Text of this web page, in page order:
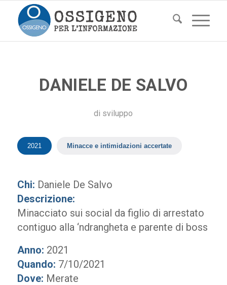
DANIELE DE SALVO
di sviluppo
2021 Minacce e intimidazioni accertate
Chi: Daniele De Salvo
Descrizione:
Minacciato sui social da figlio di arrestato
contiguo alla ‘ndrangheta e parente di boss
Anno: 2021
Quando: 7/10/2021
Dove: Merate